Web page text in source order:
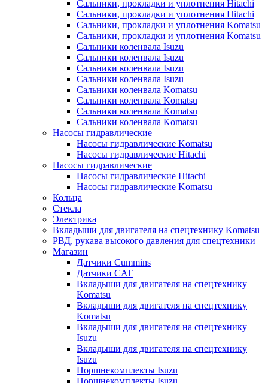
Сальники, прокладки и уплотнения Hitachi
Сальники, прокладки и уплотнения Hitachi
Сальники, прокладки и уплотнения Komatsu
Сальники, прокладки и уплотнения Komatsu
Сальники коленвала Isuzu
Сальники коленвала Isuzu
Сальники коленвала Isuzu
Сальники коленвала Isuzu
Сальники коленвала Komatsu
Сальники коленвала Komatsu
Сальники коленвала Komatsu
Сальники коленвала Komatsu
Насосы гидравлические
Насосы гидравлические Komatsu
Насосы гидравлические Hitachi
Насосы гидравлические
Насосы гидравлические Hitachi
Насосы гидравлические Komatsu
Кольца
Стекла
Электрика
Вкладыши для двигателя на спецтехнику Komatsu
РВД, рукава высокого давления для спецтехники
Магазин
Датчики Cummins
Датчики CAT
Вкладыши для двигателя на спецтехнику
Komatsu
Вкладыши для двигателя на спецтехнику
Komatsu
Вкладыши для двигателя на спецтехнику
Isuzu
Вкладыши для двигателя на спецтехнику
Isuzu
Поршнекомплекты Isuzu
Поршнекомплекты Isuzu